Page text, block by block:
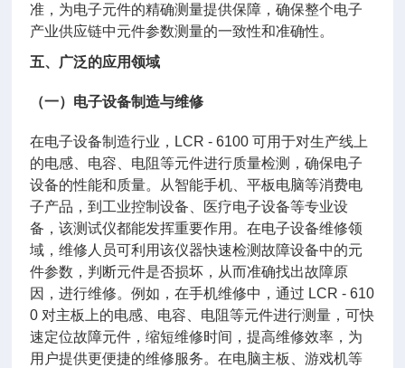
准，为电子元件的精确测量提供保障，确保整个电子
产业供应链中元件参数测量的一致性和准确性。
五、广泛的应用领域
（一）电子设备制造与维修
在电子设备制造行业，LCR - 6100 可用于对生产线上
的电感、电容、电阻等元件进行质量检测，确保电子
设备的性能和质量。从智能手机、平板电脑等消费电
子产品，到工业控制设备、医疗电子设备等专业设
备，该测试仪都能发挥重要作用。在电子设备维修领
域，维修人员可利用该仪器快速检测故障设备中的元
件参数，判断元件是否损坏，从而准确找出故障原
因，进行维修。例如，在手机维修中，通过 LCR - 610
0 对主板上的电感、电容、电阻等元件进行测量，可快
速定位故障元件，缩短维修时间，提高维修效率，为
用户提供更便捷的维修服务。在电脑主板、游戏机等